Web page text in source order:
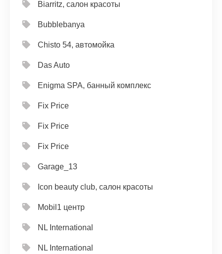
Biarritz, салон красоты
Bubblebanya
Chisto 54, автомойка
Das Auto
Enigma SPA, банный комплекс
Fix Price
Fix Price
Fix Price
Garage_13
Icon beauty club, салон красоты
Mobil1 центр
NL International
NL International